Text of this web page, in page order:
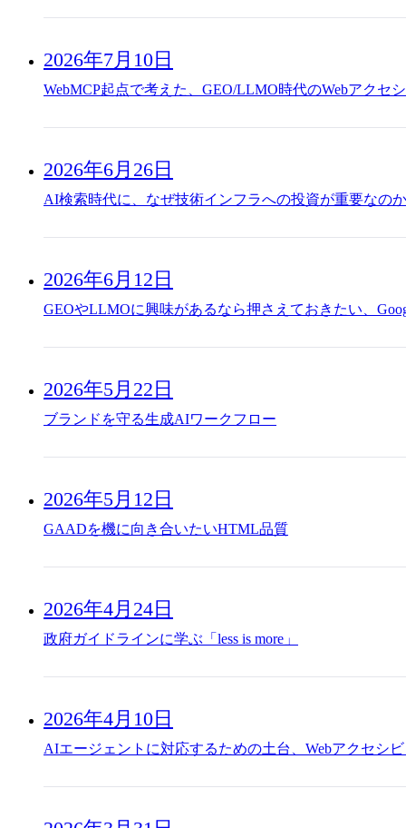
2026年7月10日
WebMCP起点で考えた、GEO/LLMO時代のWebアクセ
2026年6月26日
AI検索時代に、なぜ技術インフラへの投資が重要なの
2026年6月12日
GEOやLLMOに興味があるなら押さえておきたい、
2026年5月22日
ブランドを守る生成AIワークフロー
2026年5月12日
GAADを機に向き合いたいHTML品質
2026年4月24日
政府ガイドラインに学ぶ「less is more」
2026年4月10日
AIエージェントに対応するための土台、Webアクセシ